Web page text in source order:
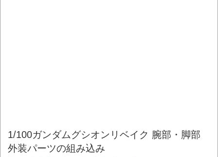
1/100ガンダムグシオンリベイク 腕部・脚部
外装パーツの組み込み